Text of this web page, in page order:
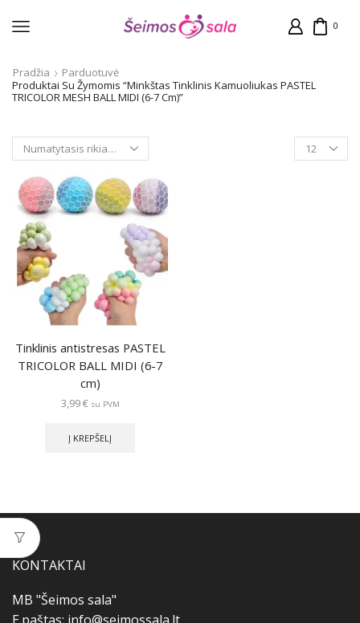
0
Pradžia
Parduotuvė
Produktai Su Žymomis “Minkštas Tinklinis Kamuoliukas PASTEL
TRICOLOR MESH BALL MIDI (6-7 Cm)”
Products
per
Tinklinis antistresas PASTEL
TRICOLOR BALL MIDI (6-7
cm)
3,99€ su PVM
Į KREPŠELĮ
KONTAKTAI
MB "Šeimos sala"